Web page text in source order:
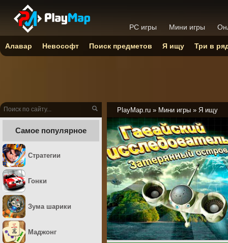
PlayMap.ru » Мини игры » Я ищу
Самое популярное
Стратегии
Гонки
Зума шарики
Маджонг
PC игры Мини игры
Алавар Невософт Поиск предметов Я ищу Три в